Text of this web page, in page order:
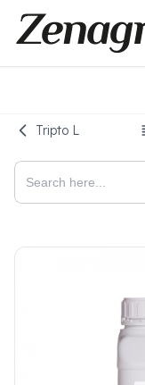
Tripto L
Search
for: